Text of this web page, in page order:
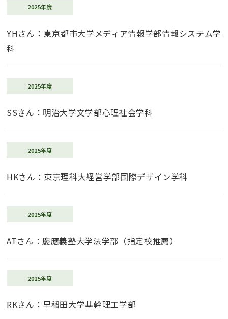
よくある質問
在校生
2025年度
YHさん：東京都市大学メディア情報学部情報システム学
科
2025年度
SSさん：明治大学文学部心理社会学科
2025年度
HKさん：東京理科大経営学部国際デザイン学科
2025年度
ATさん：慶應義塾大学法学部（指定校推薦）
2025年度
RKさん：早稲田大学基幹理工学部